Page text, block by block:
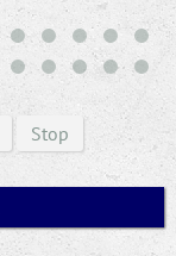
Stop